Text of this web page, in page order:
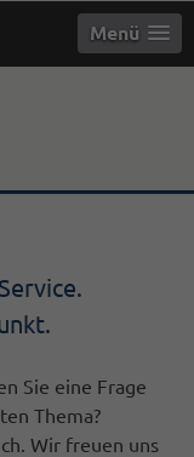
Menü
Sie eine Frage
Thema?
Wir freuen uns